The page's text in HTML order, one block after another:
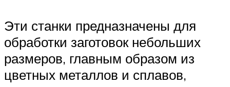
Эти станки предназначены для
обработки заготовок небольших
размеров, главным образом из
цветных металлов и сплавов,